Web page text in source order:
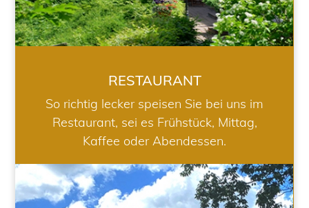
RESTAURANT
So richtig lecker speisen Sie bei uns im
Restaurant, sei es Frühstück, Mittag,
Kaffee oder Abendessen.